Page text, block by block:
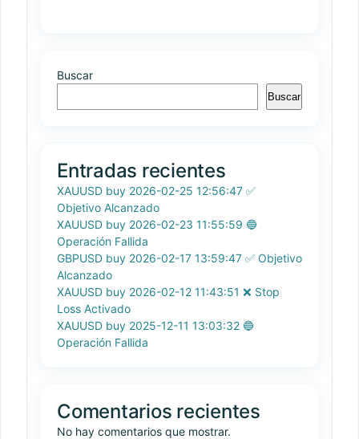
Buscar
Buscar
Entradas recientes
XAUUSD buy 2026-02-25 12:56:47 ✅
Objetivo Alcanzado
XAUUSD buy 2026-02-23 11:55:59 🔵
Operación Fallida
GBPUSD buy 2026-02-17 13:59:47 ✅ Objetivo
Alcanzado
XAUUSD buy 2026-02-12 11:43:51 ❌ Stop
Loss Activado
XAUUSD buy 2025-12-11 13:03:32 🔵
Operación Fallida
Comentarios recientes
No hay comentarios que mostrar.